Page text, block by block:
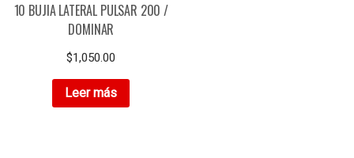
10 BUJIA LATERAL PULSAR 200 /
DOMINAR
$1,050.00
Leer más